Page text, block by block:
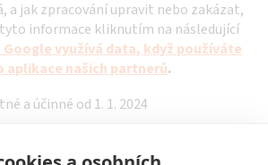
a jak zpracování upravit nebo zakázat,
informace kliknutím na následující
Google využívá data, když používáte
aplikace našich partnerů.
a účinné od 1. 1. 2024